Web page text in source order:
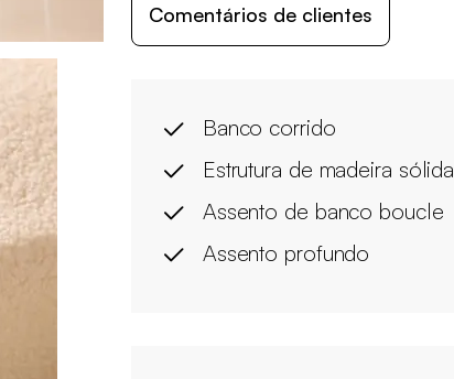
Comentários de clientes
Banco corrido
Estrutura de madeira sólida
Assento de banco boucle
Assento profundo